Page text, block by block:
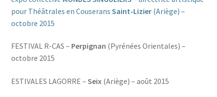
pour Théâtrales en Couserans Saint-Lizier(Ariège) –
octobre 2015
FESTIVAL R-CAS – Perpignan (Pyrénées Orientales) –
octobre 2015
ESTIVALES LAGORRE – Seix (Ariège) – août 2015